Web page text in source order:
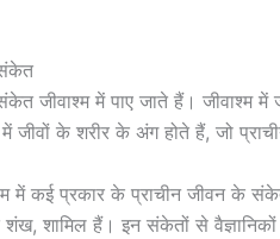
जीवाश्म में पाए जाते हैं। जीवाश्म
जीवों के शरीर के अंग होते हैं, जो
में कई प्रकार के प्राचीन जीवन के
शामिल हैं। इन संकेतों से